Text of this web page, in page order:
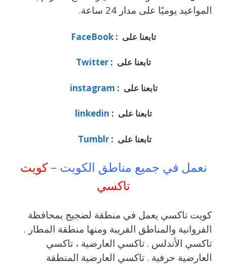
المواعيد يوميًا على مدار 24 ساعة.
تابعنا على : FaceBook
تابعنا على : Twitter
تابعنا على : instagram
تابعنا على : linkedin
تابعنا على :Tumblr
نعمل في جميع مناطق الكويت –كويت
تاكسي
كويت تاكسي يعمل في منطقة لضجيج بمحافظة
الفروانية والمناطق القريبة ‎ومنها منطقة المطار .
تاكسي الأندلس . تاكسي العارضية ، تاكسي
العارضية حرفية . تاكسي العارضية المنطقة